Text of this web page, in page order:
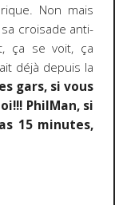
Non mais
croisade anti-
ça se voit, ça
déjà depuis la
gars, si vous
PhilMan, si
15 minutes,